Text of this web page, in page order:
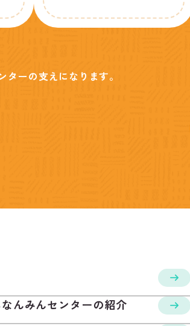
ーの支えになります。
んみんセンターの紹介